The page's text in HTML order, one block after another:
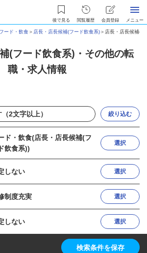
後で見る 閲覧履歴 会員登録 メニュー
フード・飲食＞ 店長・店長候補(フード飲食系)＞ 店長・店長候補(
(フード飲食系)・その他の転
職・求人情報
絞り込む
ド・飲食(店長・店長候補(フ
飲食系))
選択
しない 選択
制度充実 選択
しない 選択
検索条件を保存